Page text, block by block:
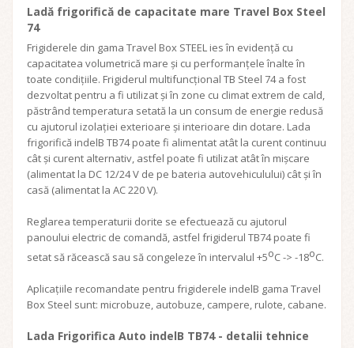
Ladă frigorifică de capacitate mare Travel Box Steel
74
Frigiderele din gama Travel Box STEEL ies în evidență cu
capacitatea volumetrică mare și cu performanțele înalte în
toate condițiile. Frigiderul multifuncțional TB Steel 74 a fost
dezvoltat pentru a fi utilizat și în zone cu climat extrem de cald,
păstrând temperatura setată la un consum de energie redusă
cu ajutorul izolației exterioare și interioare din dotare. Lada
frigorifică indelB TB74 poate fi alimentat atât la curent continuu
cât și curent alternativ, astfel poate fi utilizat atât în mișcare
(alimentat la DC 12/24 V de pe bateria autovehiculului) cât și în
casă (alimentat la AC 220 V).
Reglarea temperaturii dorite se efectuează cu ajutorul
panoului electric de comandă, astfel frigiderul TB74 poate fi
setat să răcească sau să congeleze în intervalul +5oC -> -18oC.
Aplicațiile recomandate pentru frigiderele indelB gama Travel
Box Steel sunt: microbuze, autobuze, campere, rulote, cabane.
Lada Frigorifica Auto indelB TB74 - detalii tehnice